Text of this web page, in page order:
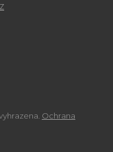
Ochrana